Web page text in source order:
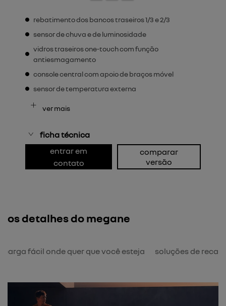
rebatimento dos bancos traseiros 1/3 e 2/3
sensor de chuva e de luminosidade
vidros traseiros one-touch com função
antiesmagamento
console central com apoio de braços móvel
sensor de temperatura externa
ver mais
ficha técnica
entrar em
contato
comparar
versão
os detalhes do megane
fácil onde quer que você esteja soluções de